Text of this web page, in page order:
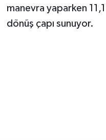
manevra yaparken
dönüş çapı sunuyor.